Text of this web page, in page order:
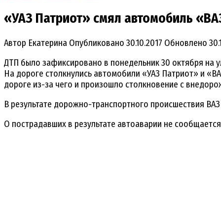
«УАЗ Патриот» смял автомобиль
Автор Екатерина Опубликовано 30.10.2017 Обновлено
ДТП было зафиксировано в понедельник 30 октября на
На дороге столкнулись автомобили «УАЗ Патриот» и
дороге из-за чего и произошло столкновение с
В результате дорожно-транспортного происшествия
О пострадавших в результате автоаварии не